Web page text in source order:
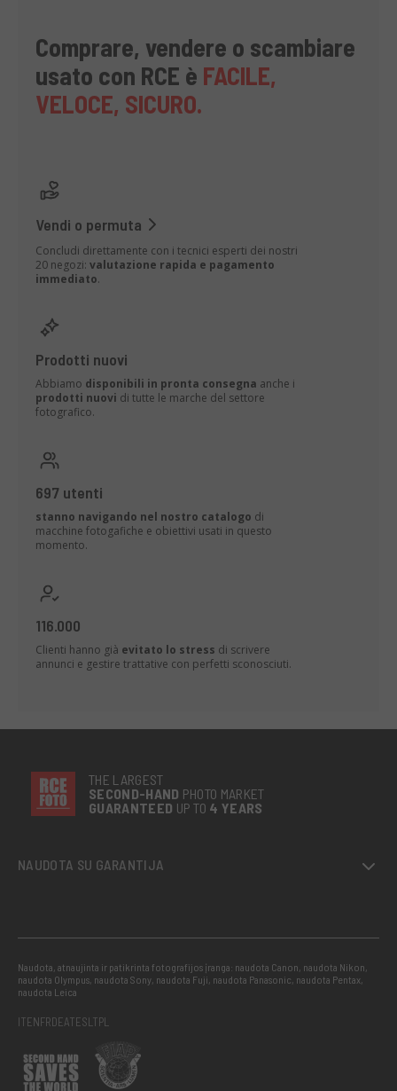
Comprare, vendere o scambiare
usato con RCE è FACILE,
VELOCE, SICURO.
Vendi o permuta
Concludi direttamente con i tecnici esperti dei nostri
20 negozi: valutazione rapida e pagamento
immediato.
Prodotti nuovi
Abbiamo disponibili in pronta consegna anche i
prodotti nuovi di tutte le marche del settore
fotografico.
697 utenti
stanno navigando nel nostro catalogo di
macchine fotogafiche e obiettivi usati in questo
momento.
116.000
Clienti hanno già evitato lo stress di scrivere
annunci e gestire trattative con perfetti sconosciuti.
THE LARGEST
SECOND-HAND PHOTO MARKET
GUARANTEED UP TO 4 YEARS
NAUDOTA SU GARANTIJA
Naudota, atnaujinta ir patikrinta fotografijos įranga: naudota Canon, naudota Nikon,
naudota Olympus, naudota Sony, naudota Fuji, naudota Panasonic, naudota Pentax,
naudota Leica
ITENFRDEATESLTPL